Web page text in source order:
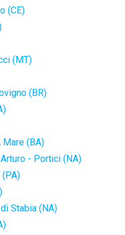
(CE)
(MT)
(BR)
Mare (BA)
- Portici (NA)
Stabia (NA)